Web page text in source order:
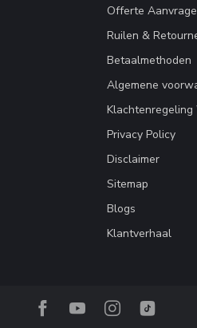
Offerte
Ruilen &
Betaalmethoden
Algemene
Privacy Policy
Disclaimer
Sitemap
Blogs
Klantverhaal